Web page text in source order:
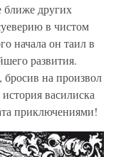
ближе других
в чистом
начала он таил в
развития.
бросив на произвол
василиска
приключениями!